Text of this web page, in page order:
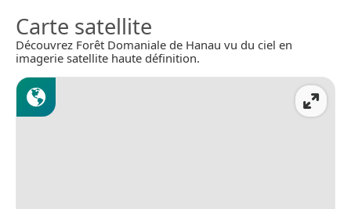
Carte satellite
Découvrez Forêt Domaniale de Hanau vu du ciel en
imagerie satellite haute définition.